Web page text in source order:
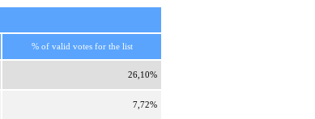
% of valid votes for the list
26,10%
7,72%